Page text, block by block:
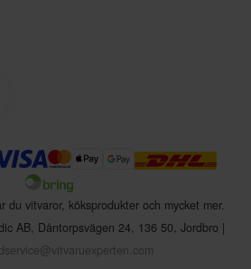
du vitvaror, köksprodukter och mycket mer.
AB, Dåntorpsvägen 24, 136 50, Jordbro |